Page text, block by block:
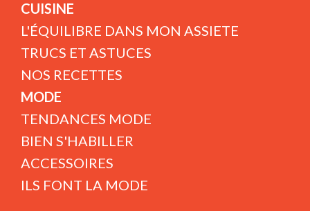
CUISINE
L'ÉQUILIBRE DANS MON ASSIETE
TRUCS ET ASTUCES
NOS RECETTES
MODE
TENDANCES MODE
BIEN S'HABILLER
ACCESSOIRES
ILS FONT LA MODE